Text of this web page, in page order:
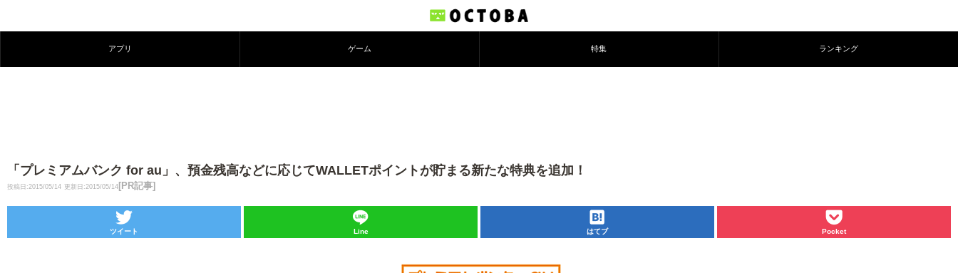
アプリ ゲーム 特集 ランキング
「プレミアムバンク for au」、預金残高などに応じてWALLETポイントが貯まる新たな特典を追加！
投稿日:2015/05/14 更新日:2015/05/14 [PR記事]
ツイート Line はてブ Pocket